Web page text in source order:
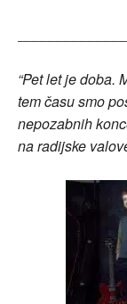
“Pet let je doba.
tem času smo
nepozabnih
na radijske